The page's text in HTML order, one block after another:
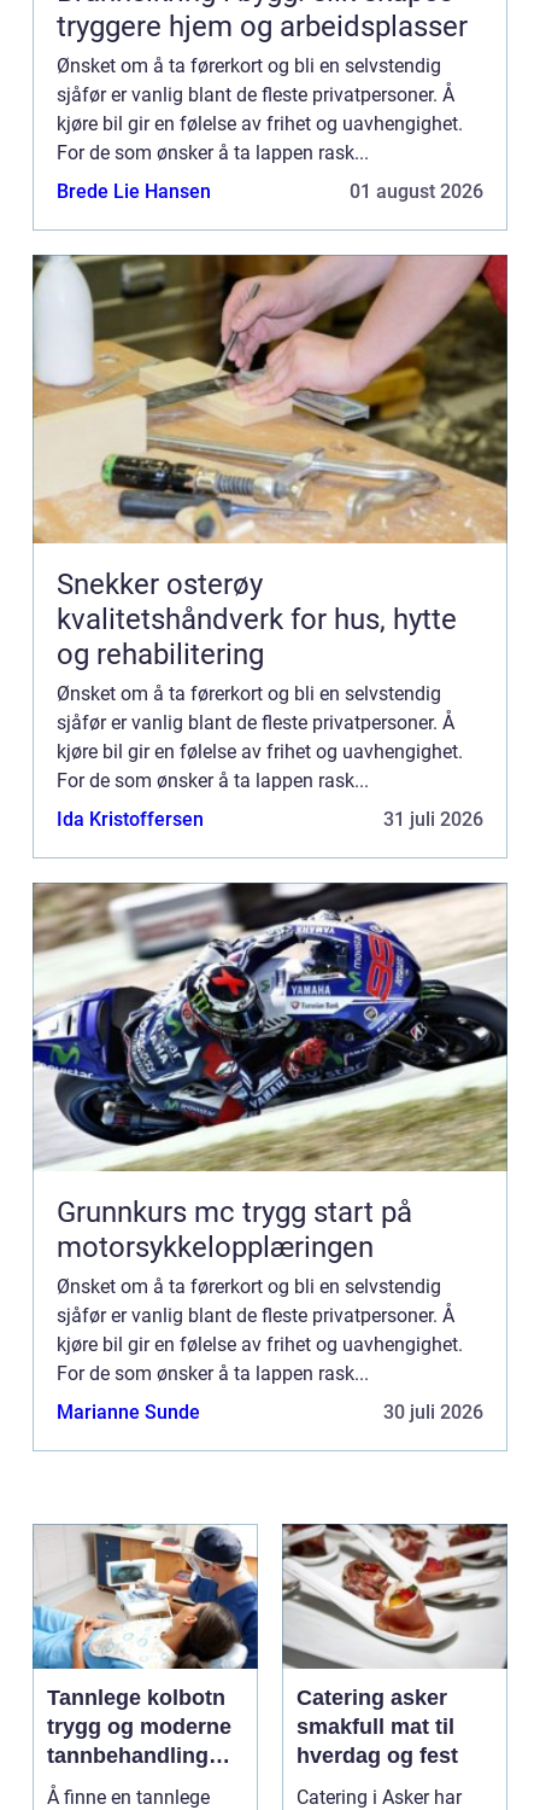
tryggere hjem og arbeidsplasser
Ønsket om å ta førerkort og bli en selvstendig
sjåfør er vanlig blant de fleste privatpersoner. Å
kjøre bil gir en følelse av frihet og uavhengighet.
For de som ønsker å ta lappen rask...
Brede Lie Hansen
01 august 2026
Snekker osterøy
kvalitetshåndverk for hus, hytte
og rehabilitering
Ønsket om å ta førerkort og bli en selvstendig
sjåfør er vanlig blant de fleste privatpersoner. Å
kjøre bil gir en følelse av frihet og uavhengighet.
For de som ønsker å ta lappen rask...
Ida Kristoffersen
31 juli 2026
Grunnkurs mc trygg start på
motorsykkelopplæringen
Ønsket om å ta førerkort og bli en selvstendig
sjåfør er vanlig blant de fleste privatpersoner. Å
kjøre bil gir en følelse av frihet og uavhengighet.
For de som ønsker å ta lappen rask...
Marianne Sunde
30 juli 2026
Tannlege kolbotn
trygg og moderne
tannbehandling
nær deg
Å finne en tannlege
Catering asker
smakfull mat til
hverdag og fest
Catering i Asker har